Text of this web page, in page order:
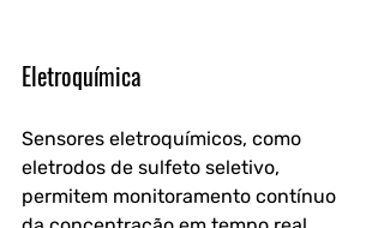
Eletroquímica
Sensores eletroquímicos, como
eletrodos de sulfeto seletivo,
permitem monitoramento contínuo